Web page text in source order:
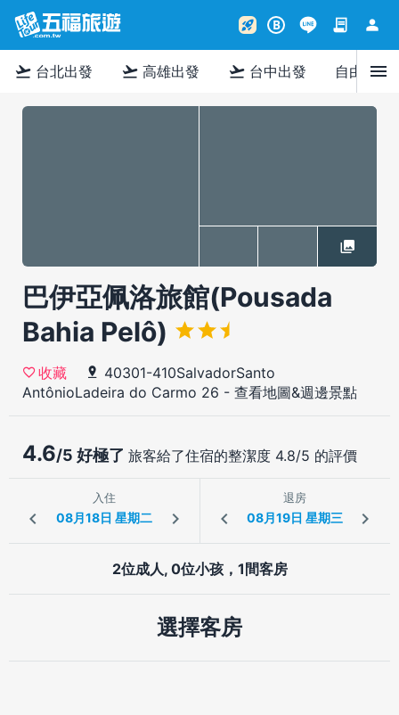
rocket_launch B contract person
flight_takeoff 台北出發 flight_takeoff 高雄出發 flight_takeoff 台中出發 自由行menu
巴伊亞佩洛旅館(Pousada
Bahia Pelô)
收藏
40301-410SalvadorSanto
AntônioLadeira do Carmo 26 - 查看地圖&週邊景點
4.6/5 好極了 旅客給了住宿的整潔度 4.8/5 的評價
入住 退房
2位成人, 0位小孩，1間客房
選擇客房